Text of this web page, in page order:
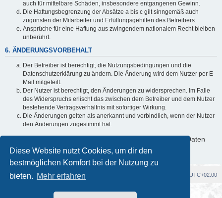
Diese Website nutzt Cookies, um dir den
bestmöglichen Komfort bei der Nutzung zu
bieten. Mehr erfahren
auch für mittelbare Schäden, insbesondere entgangenen Gewinn.
Die Haftungsbegrenzung der Absätze a bis c gilt sinngemäß auch
zugunsten der Mitarbeiter und Erfüllungsgehilfen des Betreibers.
Ansprüche für eine Haftung aus zwingendem nationalem Recht bleiben
unberührt.
6. ÄNDERUNGSVORBEHALT
Der Betreiber ist berechtigt, die Nutzungsbedingungen und die
Datenschutzerklärung zu ändern. Die Änderung wird dem Nutzer per E-
Mail mitgeteilt.
Der Nutzer ist berechtigt, den Änderungen zu widersprechen. Im Falle
des Widerspruchs erlischt das zwischen dem Betreiber und dem Nutzer
bestehende Vertragsverhältnis mit sofortiger Wirkung.
Die Änderungen gelten als anerkannt und verbindlich, wenn der Nutzer
den Änderungen zugestimmt hat.
Informationen über den Umgang mit deinen persönlichen Daten
sind in der Datenschutzerklärung enthalten.
Foren-Übersicht UTC+02:00
Powered byphpBB® Forum Software © phpBB Limited